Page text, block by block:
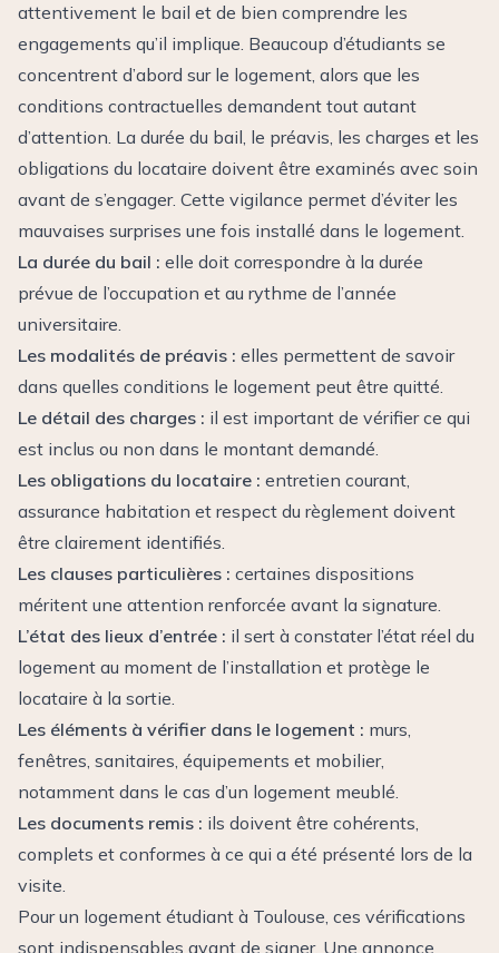
attentivement le bail et de bien comprendre les
engagements qu’il implique. Beaucoup d’étudiants se
concentrent d’abord sur le logement, alors que les
conditions contractuelles demandent tout autant
d’attention. La durée du bail, le préavis, les charges et les
obligations du locataire doivent être examinés avec soin
avant de s’engager. Cette vigilance permet d’éviter les
mauvaises surprises une fois installé dans le logement.
La durée du bail : elle doit correspondre à la durée
prévue de l’occupation et au rythme de l’année
universitaire.
Les modalités de préavis : elles permettent de savoir
dans quelles conditions le logement peut être quitté.
Le détail des charges : il est important de vérifier ce qui
est inclus ou non dans le montant demandé.
Les obligations du locataire : entretien courant,
assurance habitation et respect du règlement doivent
être clairement identifiés.
Les clauses particulières : certaines dispositions
méritent une attention renforcée avant la signature.
L’état des lieux d’entrée : il sert à constater l’état réel du
logement au moment de l’installation et protège le
locataire à la sortie.
Les éléments à vérifier dans le logement : murs,
fenêtres, sanitaires, équipements et mobilier,
notamment dans le cas d’un logement meublé.
Les documents remis : ils doivent être cohérents,
complets et conformes à ce qui a été présenté lors de la
visite.
Pour un logement étudiant à Toulouse, ces vérifications
sont indispensables avant de signer. Une annonce